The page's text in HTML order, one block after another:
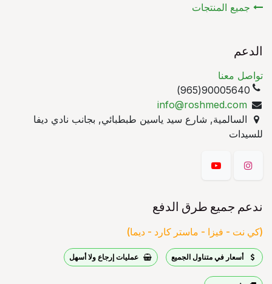
جميع المنتجات
الدعم
تواصل معنا
90005640(965)
info@roshmed.com
السالمية, شارع سيد ياسين طبطبائي, بجانب نادي ديفا
للسيدات
ندعم جميع طرق الدفع
(كي نت - فيزا - ماستر كارد - ديما)
أسعار في متناول الجميع عمليات إرجاع ولا أسهل